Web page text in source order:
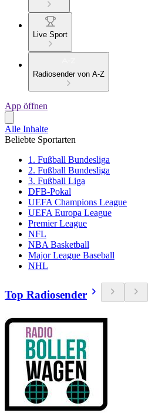
Live Sport
Radiosender von A-Z
App öffnen
Alle Inhalte
Beliebte Sportarten
1. Fußball Bundesliga
2. Fußball Bundesliga
3. Fußball Liga
DFB-Pokal
UEFA Champions League
UEFA Europa League
Premier League
NFL
NBA Basketball
Major League Baseball
NHL
Top Radiosender